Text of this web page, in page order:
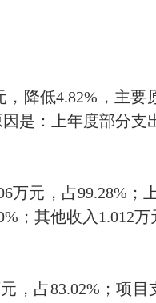
降低4.82%，主
是：上年度部分支
万元，占99.28%；
；其他收入1.012万
，占83.02%；项